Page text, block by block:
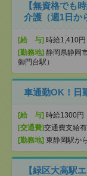
【無資格でも
介護（週1日か
[給 与] 時給1,410円
[勤務地] 静岡県静岡
御門台駅）
車通勤OK！日
[給 与] 時給1300円
[交通費]交通費支給有
[勤務地] 東静岡駅か
【緑区大高駅